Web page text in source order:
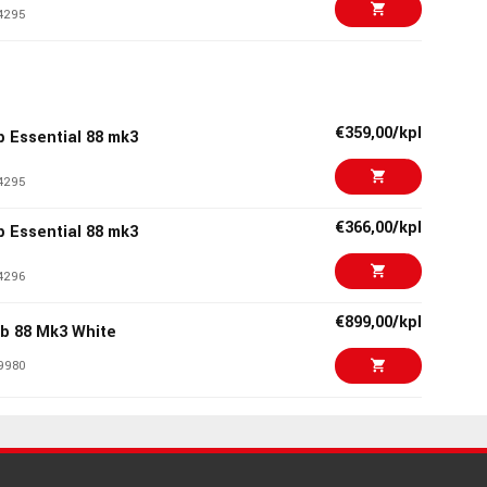
€262,00/kpl
Essential 61 Mk3 €211,00/kpl
€159,00/kpl
61 CE
Essential 88 mk3 €359,00/kpl
Essential 88 mk3 €366,00/kpl
88 Mk3 White €899,00/kpl